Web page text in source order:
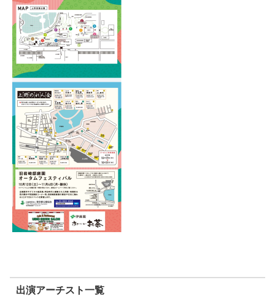
出演アーチスト一覧